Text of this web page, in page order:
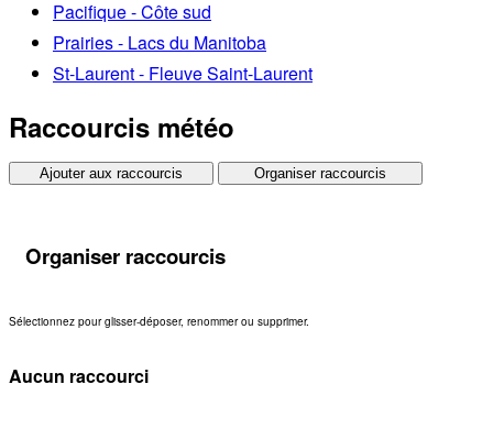
Pacifique - Côte sud
Prairies - Lacs du Manitoba
St-Laurent - Fleuve Saint-Laurent
Raccourcis météo
Ajouter aux raccourcis Organiser raccourcis
Organiser raccourcis
Sélectionnez pour glisser-déposer, renommer ou supprimer.
Aucun raccourci